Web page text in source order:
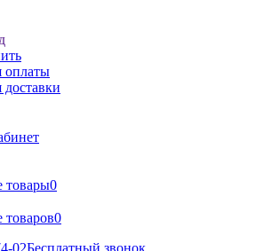
оплаты
доставки
товары0
товаров0
02Бесплатный звонок